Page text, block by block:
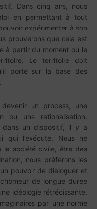
Dans cinq ans, nous
en permettant à tout
expérimenter à son
prouverons que cela est
à partir du moment où le
Le territoire doit
porte sur la base des
un process, une
ou une rationalisation,
dans un dispositif, il y a
qui l’exécute. Nous ne
la société civile, être des
nous préférons les
pouvoir de dialoguer et
de longue durée
idéologie rétrécissante.
par une norme